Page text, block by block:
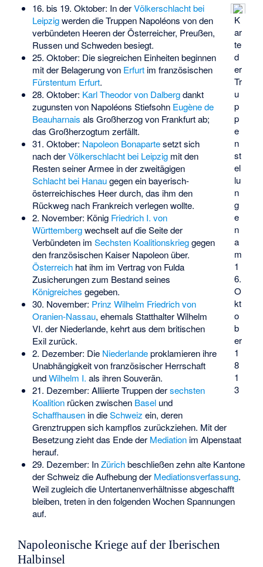
K
ar
te
d
er
Tr
u
p
p
e
n
st
el
lu
n
g
e
n
a
m
1
6.
O
kt
o
b
er
1
8
1
3
16. bis 19. Oktober: In derVölkerschlacht bei
Leipzigwerden die Truppen Napoléons von den
verbündeten Heeren der Österreicher, Preußen,
Russen und Schweden besiegt.
25. Oktober: Die siegreichen Einheiten beginnen
mit der Belagerungvon Erfurtim französischen
Fürstentum Erfurt.
28. Oktober: Karl Theodor von Dalbergdankt
zugunsten von Napoléons Stiefsohn Eugène de
Beauharnais als Großherzog von Frankfurt ab;
das Großherzogtum zerfällt.
31. Oktober: Napoleon Bonapartesetzt sich
nach derVölkerschlacht bei Leipzigmit den
Resten seiner Armee in der zweitägigen
Schlacht bei Hanaugegen ein bayerisch-
österreichisches Heer durch, das ihm den
Rückweg nach Frankreich verlegen wollte.
2. November: König Friedrich I. von
Württembergwechselt auf die Seite der
Verbündeten im Sechsten Koalitionskrieggegen
den französischen Kaiser Napoleon über.
Österreichhat ihm im Vertrag von Fulda
Zusicherungen zum Bestand seines
Königreiches gegeben.
30. November: Prinz Wilhelm Friedrich von
Oranien-Nassau, ehemals Statthalter Wilhelm
VI. der Niederlande, kehrt aus dem britischen
Exil zurück.
2. Dezember: Die Niederlandeproklamieren ihre
Unabhängigkeit von französischer Herrschaft
undWilhelm I. als ihren Souverän.
21. Dezember: Alliierte Truppen dersechsten
Koalitionrücken zwischen Baselund
Schaffhausenin dieSchweiz ein, deren
Grenztruppen sich kampflos zurückziehen. Mit der
Besetzung zieht das Ende der Mediationim Alpenstaat
herauf.
29. Dezember: InZürichbeschließen zehn alte Kantone
der Schweiz die Aufhebung der Mediationsverfassung.
Weil zugleich die Untertanenverhältnisse abgeschafft
bleiben, treten in den folgenden Wochen Spannungen
auf.
Napoleonische Kriege auf der Iberischen
Halbinsel